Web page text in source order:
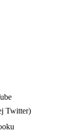
Twitter)